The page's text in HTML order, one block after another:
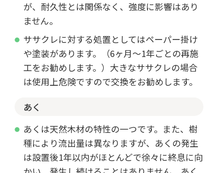
が、耐久性とは関係なく、強度に影響はあり
ません。
ササクレに対する処置としてはペーパー掛け
や塗装があります。（6ヶ月～1年ごとの再施
工をお勧めします。）大きなササクレの場合
は使用上危険ですので交換をお勧めします。
あく
あくは天然木材の特性の一つです。また、樹
種により流出量は異なりますが、あくの発生
は設置後1年以内がほとんどで徐々に終息に向